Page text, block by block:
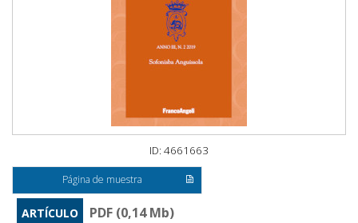
ID: 4661663
Página de muestra
ARTÍCULO
PDF (0,14 Mb)